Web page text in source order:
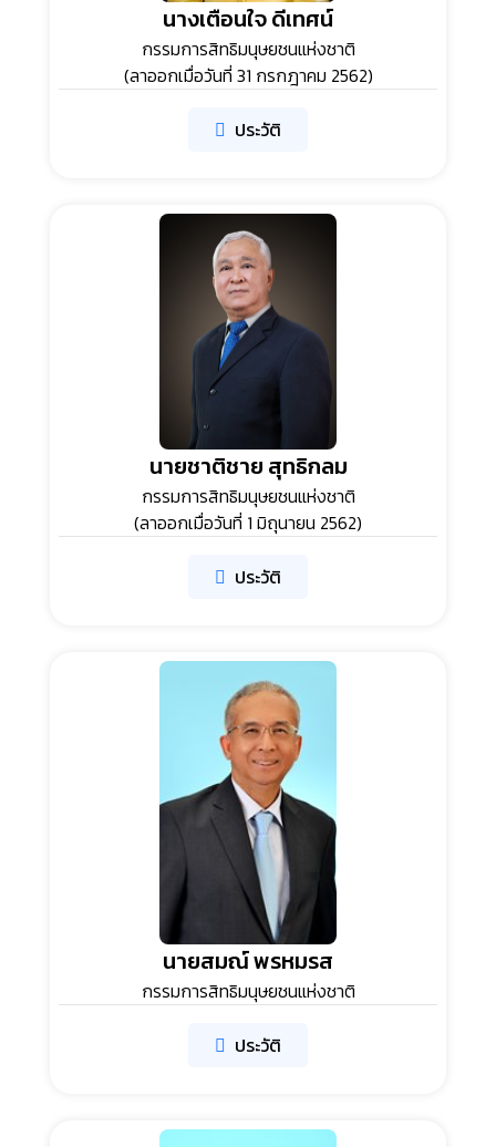
นางเตือนใจ ดีเทศน์
กรรมการสิทธิมนุษยชนแห่งชาติ
(ลาออกเมื่อวันที่ 31 กรกฎาคม 2562)
ประวัติ
นายชาติชาย สุทธิกลม
กรรมการสิทธิมนุษยชนแห่งชาติ
(ลาออกเมื่อวันที่ 1 มิถุนายน 2562)
ประวัติ
นายสมณ์ พรหมรส
กรรมการสิทธิมนุษยชนแห่งชาติ
ประวัติ